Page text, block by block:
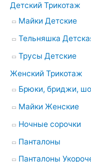
Детский Трикотаж
Майки Детские
Тельняшка
Трусы Детские
Женский Трикотаж
Брюки, бриджи,
Майки Женские
Ночные сорочки
Панталоны
Панталоны